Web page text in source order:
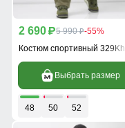
2 690 p5 990 p-55%
Костюм спортивный 329Kh
Выбрать размер
48 50 52